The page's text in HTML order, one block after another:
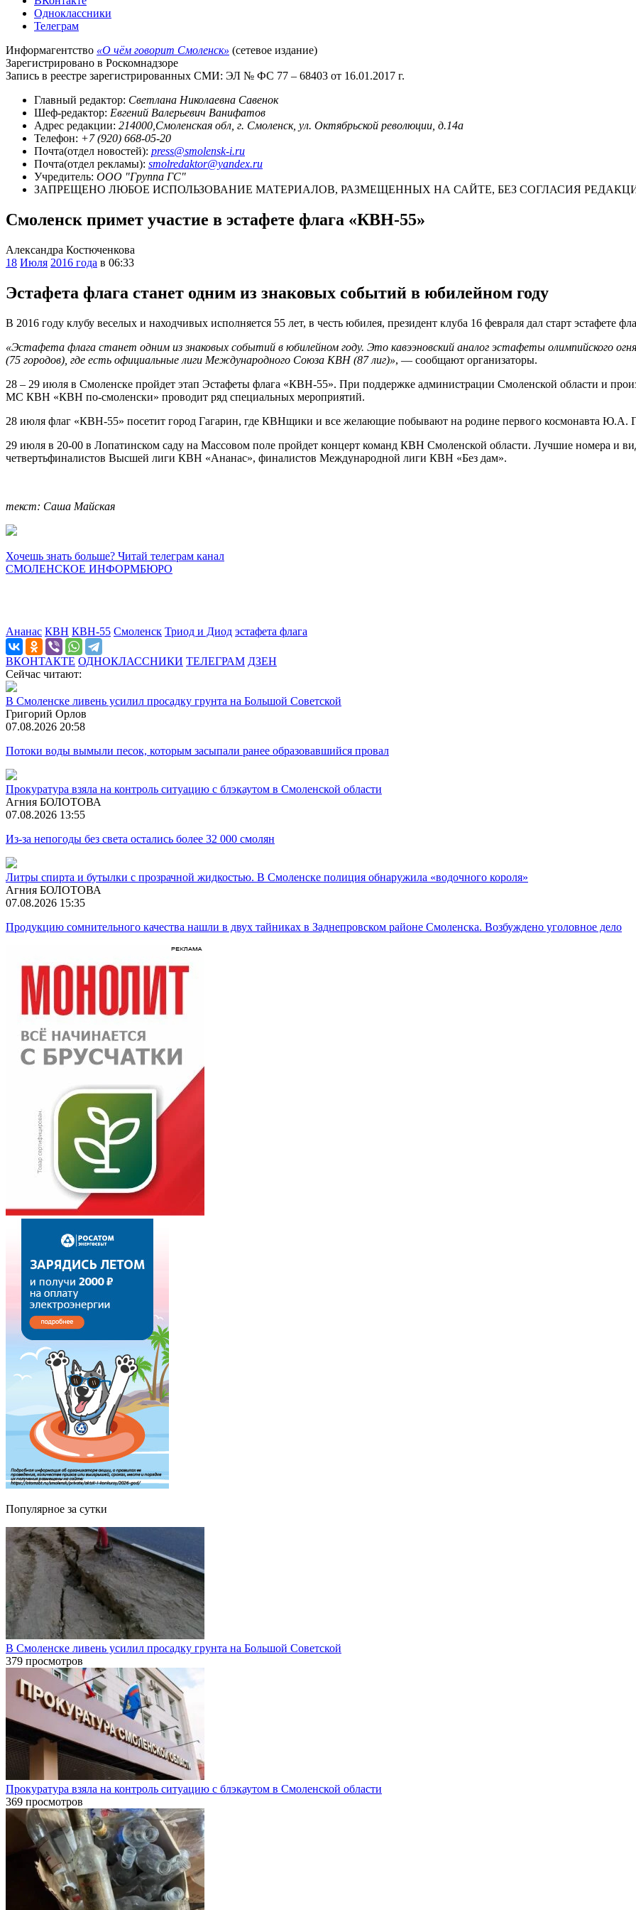
Одноклассники
Телеграм
Информагентство «О чём говорит Смоленск» (сетевое издание)
Зарегистрировано в Роскомнадзоре
Запись в реестре зарегистрированных СМИ: ЭЛ № ФС 77 – 68403 от 16.01.2017 г.
Главный редактор: Светлана Николаевна Савенок
Шеф-редактор: Евгений Валерьевич Ванифатов
Адрес редакции: 214000,Смоленская обл, г. Смоленск, ул. Октябрьской революции, д.14а
Телефон: +7 (920) 668-05-20
Почта(отдел новостей): press@smolensk-i.ru
Почта(отдел рекламы): smolredaktor@yandex.ru
Учредитель: ООО "Группа ГС"
ЗАПРЕЩЕНО ЛЮБОЕ ИСПОЛЬЗОВАНИЕ МАТЕРИАЛОВ, РАЗМЕЩЕННЫХ НА САЙТЕ, БЕЗ СОГЛАСИЯ
Смоленск примет участие в эстафете флага «КВН-55»
Александра Костюченкова
18 Июля 2016 года в 06:33
Эстафета флага станет одним из знаковых событий в юбилейном году
В 2016 году клубу веселых и находчивых исполняется 55 лет, в честь юбилея, президент клуба 16 февраля дал старт эстафете
«Эстафета флага станет одним из знаковых событий в юбилейном году. Это кавээновский аналог эстафеты олимпийского
(75 городов), где есть официальные лиги Международного Союза КВН (87 лиг)», — сообщают организаторы.
28 – 29 июля в Смоленске пройдет этап Эстафеты флага «КВН-55». При поддержке администрации Смоленской области и
МС КВН «КВН по-смоленски» проводит ряд специальных мероприятий.
28 июля флаг «КВН-55» посетит город Гагарин, где КВНщики и все желающие побывают на родине первого космонавта Ю.А.
29 июля в 20-00 в Лопатинском саду на Массовом поле пройдет концерт команд КВН Смоленской области. Лучшие номера и
четвертьфиналистов Высшей лиги КВН «Ананас», финалистов Международной лиги КВН «Без дам».
текст: Саша Майская
Хочешь знать больше? Читай телеграм канал
СМОЛЕНСКОЕ ИНФОРМБЮРО
Ананас КВН КВН-55 Смоленск Триод и Диод эстафета флага
ВКОНТАКТЕ ОДНОКЛАССНИКИ ТЕЛЕГРАМ ДЗЕН
Сейчас читают:
В Смоленске ливень усилил просадку грунта на Большой Советской
Григорий Орлов
07.08.2026 20:58
Потоки воды вымыли песок, которым засыпали ранее образовавшийся провал
Прокуратура взяла на контроль ситуацию с блэкаутом в Смоленской области
Агния БОЛОТОВА
07.08.2026 13:55
Из-за непогоды без света остались более 32 000 смолян
Литры спирта и бутылки с прозрачной жидкостью. В Смоленске полиция обнаружила «водочного короля»
Агния БОЛОТОВА
07.08.2026 15:35
Продукцию сомнительного качества нашли в двух тайниках в Заднепровском районе Смоленска. Возбуждено уголовное дело
Популярное за сутки
В Смоленске ливень усилил просадку грунта на Большой Советской
379 просмотров
Прокуратура взяла на контроль ситуацию с блэкаутом в Смоленской области
369 просмотров